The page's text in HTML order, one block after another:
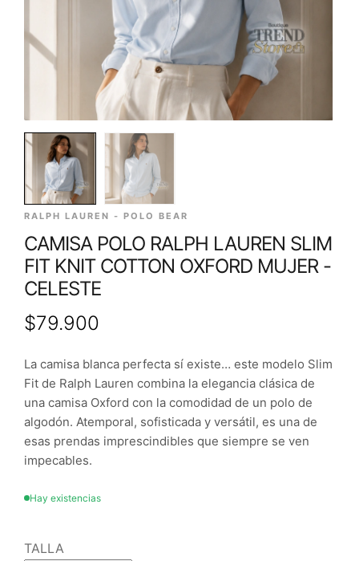
RALPH LAUREN - POLO BEAR
CAMISA POLO RALPH LAUREN SLIM
FIT KNIT COTTON OXFORD MUJER -
CELESTE
$79.900
La camisa blanca perfecta sí existe… este modelo Slim
Fit de Ralph Lauren combina la elegancia clásica de
una camisa Oxford con la comodidad de un polo de
algodón. Atemporal, sofisticada y versátil, es una de
esas prendas imprescindibles que siempre se ven
impecables.
Hay existencias
TALLA